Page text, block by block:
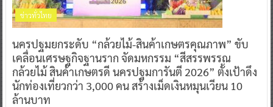
ข่าวทั่วไทย
นครปฐมยกระดับ “กล้วยไม้-สินค้าเกษตรคุณภาพ” ขับ
เคลื่อนเศรษฐกิจฐานราก จัดมหกรรม “สีสรรพรรณ
กล้วยไม้ สินค้าเกษตรดี นครปฐมการันตี 2026” ตั้งเป้าดึง
นักท่องเที่ยวกว่า 3,000 คน สร้างเม็ดเงินหมุนเวียน 10
ล้านบาท